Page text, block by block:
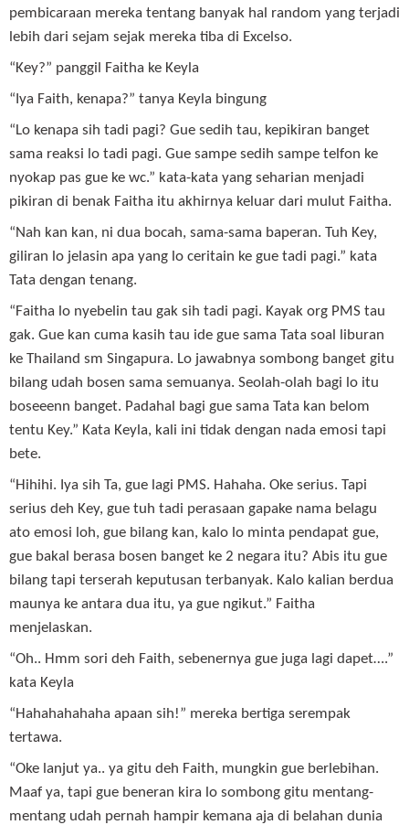
pembicaraan mereka tentang banyak hal random yang terjadi
lebih dari sejam sejak mereka tiba di Excelso.
“Key?” panggil Faitha ke Keyla
“Iya Faith, kenapa?” tanya Keyla bingung
“Lo kenapa sih tadi pagi? Gue sedih tau, kepikiran banget
sama reaksi lo tadi pagi. Gue sampe sedih sampe telfon ke
nyokap pas gue ke wc.” kata-kata yang seharian menjadi
pikiran di benak Faitha itu akhirnya keluar dari mulut Faitha.
“Nah kan kan, ni dua bocah, sama-sama baperan. Tuh Key,
giliran lo jelasin apa yang lo ceritain ke gue tadi pagi.” kata
Tata dengan tenang.
“Faitha lo nyebelin tau gak sih tadi pagi. Kayak org PMS tau
gak. Gue kan cuma kasih tau ide gue sama Tata soal liburan
ke Thailand sm Singapura. Lo jawabnya sombong banget gitu
bilang udah bosen sama semuanya. Seolah-olah bagi lo itu
boseeenn banget. Padahal bagi gue sama Tata kan belom
tentu Key.” Kata Keyla, kali ini tidak dengan nada emosi tapi
bete.
“Hihihi. Iya sih Ta, gue lagi PMS. Hahaha. Oke serius. Tapi
serius deh Key, gue tuh tadi perasaan gapake nama belagu
ato emosi loh, gue bilang kan, kalo lo minta pendapat gue,
gue bakal berasa bosen banget ke 2 negara itu? Abis itu gue
bilang tapi terserah keputusan terbanyak. Kalo kalian berdua
maunya ke antara dua itu, ya gue ngikut.” Faitha
menjelaskan.
“Oh.. Hmm sori deh Faith, sebenernya gue juga lagi dapet….”
kata Keyla
“Hahahahahaha apaan sih!” mereka bertiga serempak
tertawa.
“Oke lanjut ya.. ya gitu deh Faith, mungkin gue berlebihan.
Maaf ya, tapi gue beneran kira lo sombong gitu mentang-
mentang udah pernah hampir kemana aja di belahan dunia